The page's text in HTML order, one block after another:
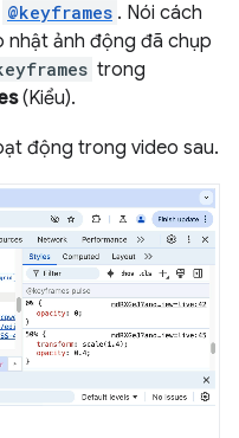
@keyframes . Nói cách
nhật ảnh động đã chụp
trong
(Kiểu).
động trong video sau.